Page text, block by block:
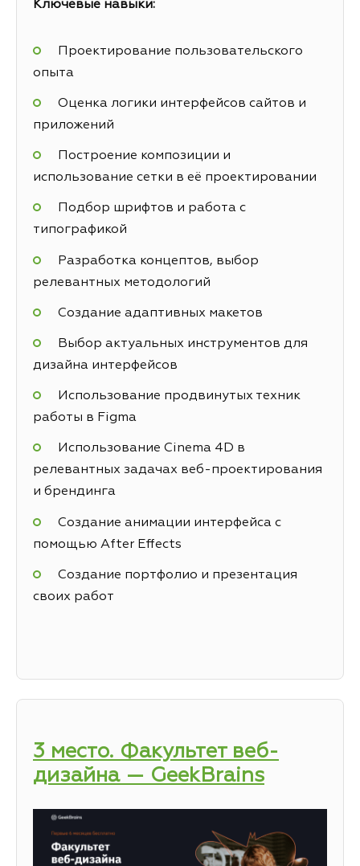
Ключевые навыки:
Проектирование пользовательского
опыта
Оценка логики интерфейсов сайтов и
приложений
Построение композиции и
использование сетки в её проектировании
Подбор шрифтов и работа с
типографикой
Разработка концептов, выбор
релевантных методологий
Создание адаптивных макетов
Выбор актуальных инструментов для
дизайна интерфейсов
Использование продвинутых техник
работы в Figma
Использование Cinema 4D в
релевантных задачах веб-проектирования
и брендинга
Создание анимации интерфейса с
помощью After Effects
Создание портфолио и презентация
своих работ
3 место. Факультет веб-
дизайна — GeekBrains